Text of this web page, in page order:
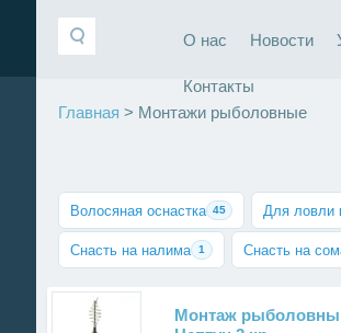
О нас Новости
Контакты
Главная > Монтажи рыболовные
Волосяная оснастка 45 Для ловли
Снасть на налима 1 Снасть на
Монтаж